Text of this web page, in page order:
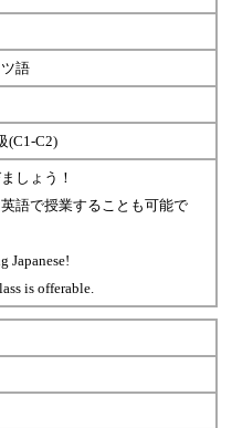
語
(C1-C2)
しょう！
語で授業することも可能で
Japanese!
is offerable.